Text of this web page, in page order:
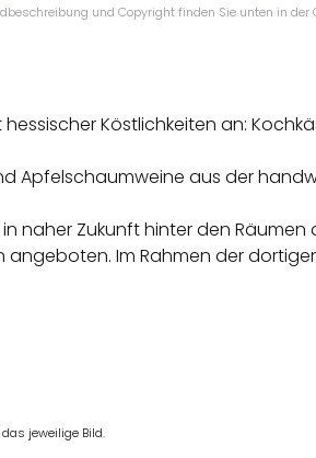
und Copyright finden Sie unten in der
Köstlichkeiten an:
Apfelschaumweine aus der
naher Zukunft hinter den
angeboten. Im Rahmen der
jeweilige Bild.